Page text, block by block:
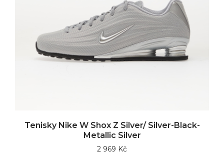
Tenisky Nike W Shox Z Silver/ Silver-Black-
Metallic Silver
2 969 Kč